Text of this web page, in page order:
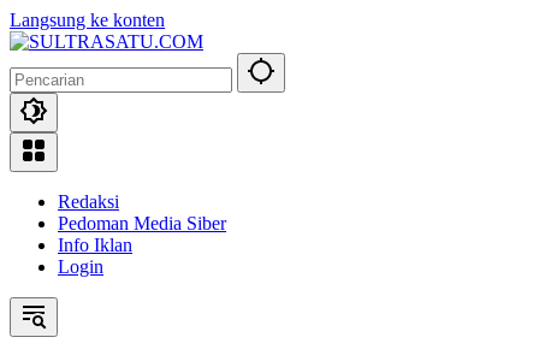
Langsung ke konten
Redaksi
Pedoman Media Siber
Info Iklan
Login